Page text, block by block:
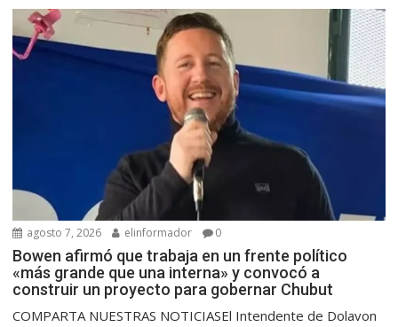
agosto 7, 2026 elinformador 0
Bowen afirmó que trabaja en un frente político
«más grande que una interna» y convocó a
construir un proyecto para gobernar Chubut
COMPARTA NUESTRAS NOTICIASEl Intendente de Dolavon